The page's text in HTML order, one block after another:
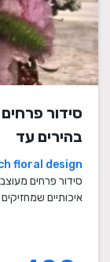
סידור
בהירים עד
floral design
סידור פרחים
איכותיים